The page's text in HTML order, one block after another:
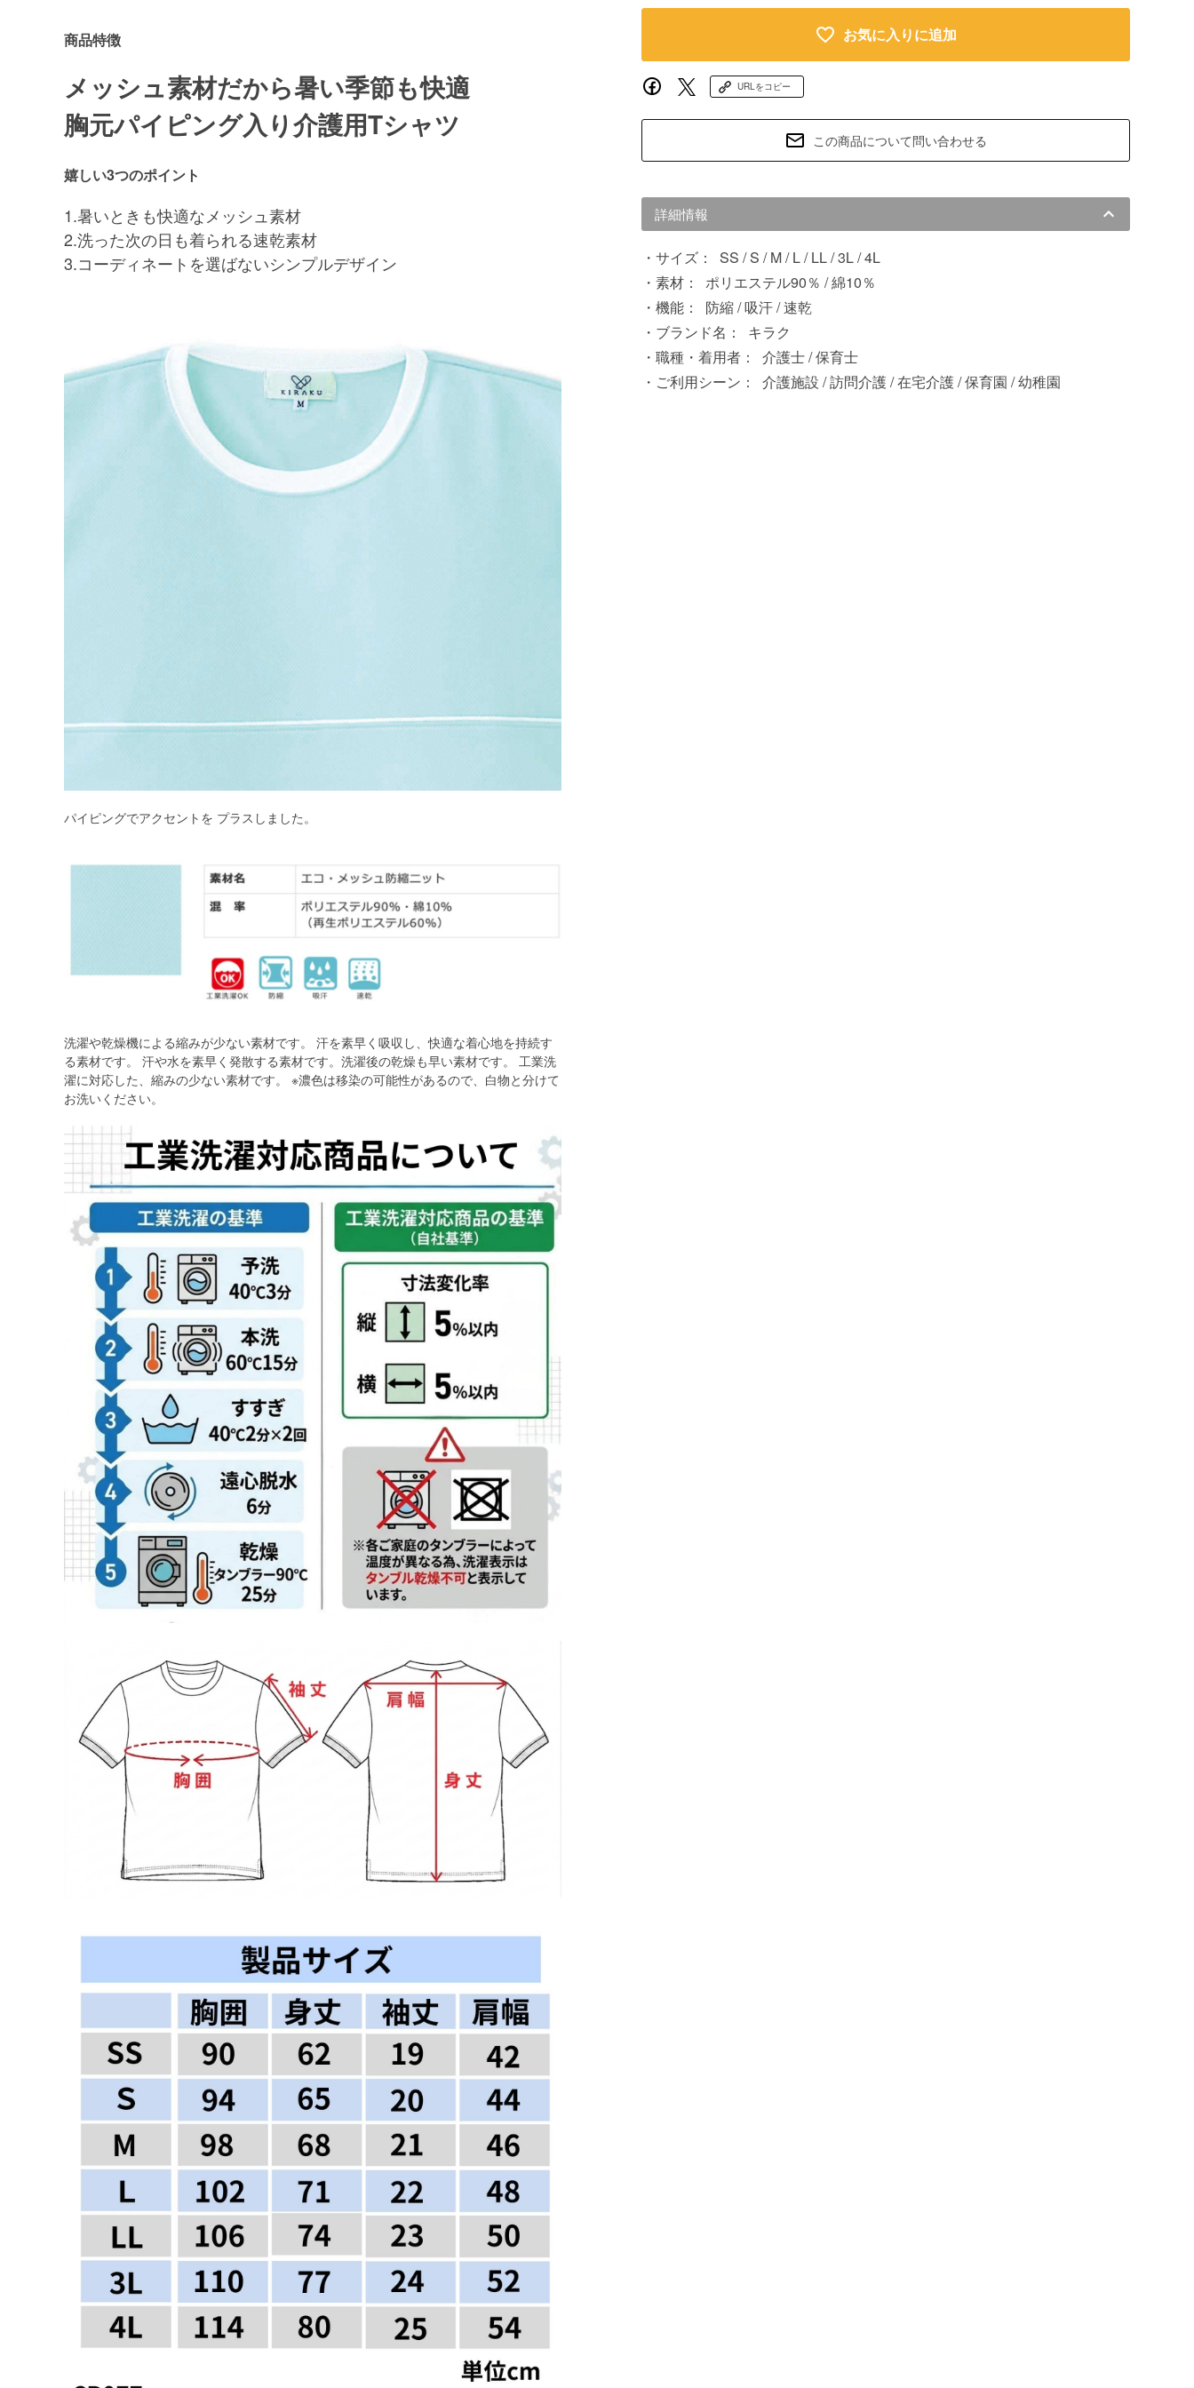
商品特徴
メッシュ素材だから暑い季節も快適
胸元パイピング入り介護用Tシャツ
嬉しい3つのポイント
1.暑いときも快適なメッシュ素材
2.洗った次の日も着られる速乾素材
3.コーディネートを選ばないシンプルデザイン
パイピングでアクセントを プラスしました。
洗濯や乾燥機による縮みが少ない素材です。 汗を素早く吸収し、快適な着心地を持続す
る素材です。 汗や水を素早く発散する素材です。洗濯後の乾燥も早い素材です。 工業洗
濯に対応した、縮みの少ない素材です。 ※濃色は移染の可能性があるので、白物と分けて
お洗いください。
お気に入りに追加
URLをコピー
この商品について問い合わせる
詳細情報
サイズ：
SS / S / M / L / LL / 3L / 4L
素材：
ポリエステル90％ / 綿10％
機能：
防縮 / 吸汗 / 速乾
ブランド名：
キラク
職種・着用者：
介護士 / 保育士
ご利用シーン：
介護施設 / 訪問介護 / 在宅介護 / 保育園 / 幼稚園